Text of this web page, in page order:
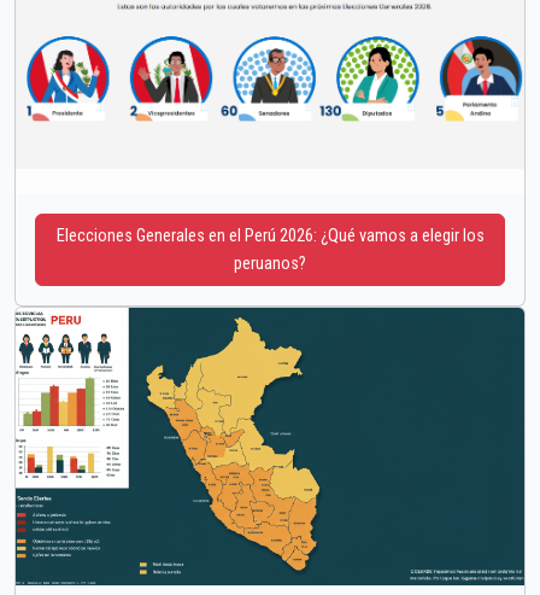
Elecciones Generales en el Perú 2026: ¿Qué vamos a elegir los
peruanos?